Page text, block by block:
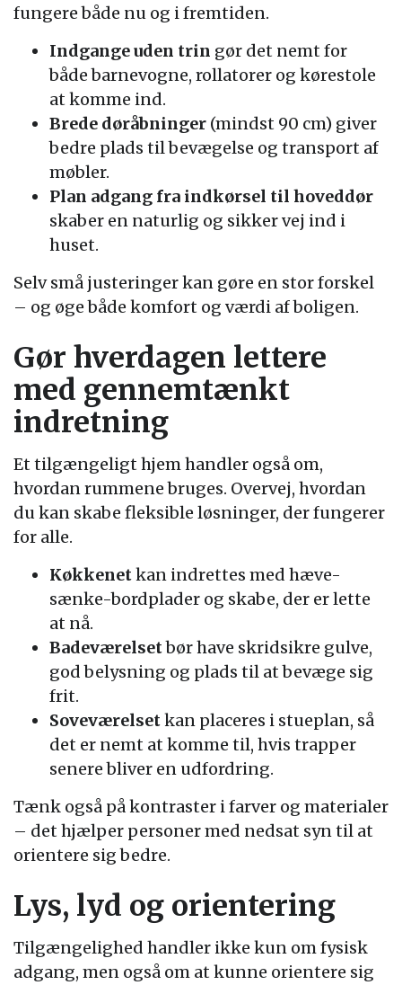
fungere både nu og i fremtiden.
Indgange uden trin gør det nemt for
både barnevogne, rollatorer og kørestole
at komme ind.
Brede døråbninger (mindst 90 cm) giver
bedre plads til bevægelse og transport af
møbler.
Plan adgang fra indkørsel til hoveddør
skaber en naturlig og sikker vej ind i
huset.
Selv små justeringer kan gøre en stor forskel
– og øge både komfort og værdi af boligen.
Gør hverdagen lettere
med gennemtænkt
indretning
Et tilgængeligt hjem handler også om,
hvordan rummene bruges. Overvej, hvordan
du kan skabe fleksible løsninger, der fungerer
for alle.
Køkkenetkan indrettes med hæve-
sænke-bordplader og skabe, der er lette
at nå.
Badeværelsetbør have skridsikre gulve,
god belysning og plads til at bevæge sig
frit.
Soveværelsetkan placeres i stueplan, så
det er nemt at komme til, hvis trapper
senere bliver en udfordring.
Tænk også på kontraster i farver og materialer
– det hjælper personer med nedsat syn til at
orientere sig bedre.
Lys, lyd og orientering
Tilgængelighed handler ikke kun om fysisk
adgang, men også om at kunne orientere sig